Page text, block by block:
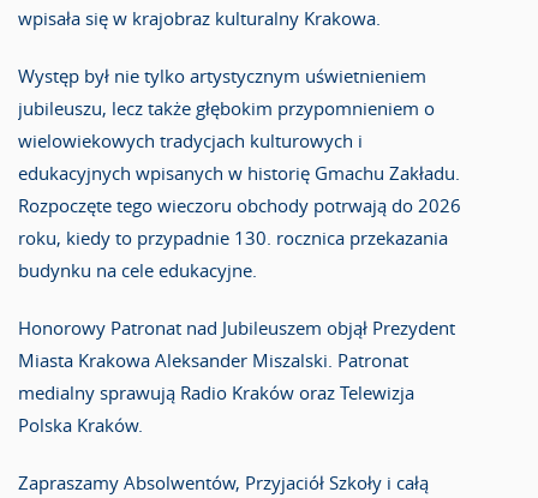
wpisała się w krajobraz kulturalny Krakowa.
Występ był nie tylko artystycznym uświetnieniem
jubileuszu, lecz także głębokim przypomnieniem o
wielowiekowych tradycjach kulturowych i
edukacyjnych wpisanych w historię Gmachu Zakładu.
Rozpoczęte tego wieczoru obchody potrwają do 2026
roku, kiedy to przypadnie 130. rocznica przekazania
budynku na cele edukacyjne.
Honorowy Patronat nad Jubileuszem objął Prezydent
Miasta Krakowa Aleksander Miszalski. Patronat
medialny sprawują Radio Kraków oraz Telewizja
Polska Kraków.
Zapraszamy Absolwentów, Przyjaciół Szkoły i całą